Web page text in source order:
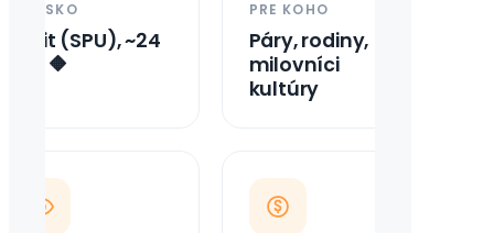
LETISKO
Split (SPU), ~24
km 🔶
PRE KOHO
Páry, rodiny,
milovníci
kultúry